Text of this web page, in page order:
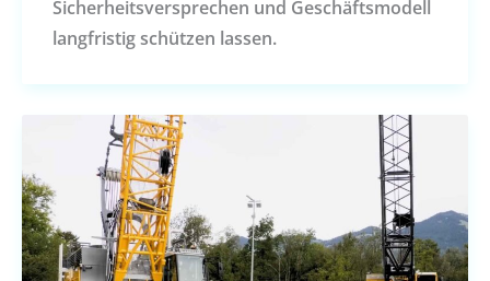
Sicherheitsversprechen und Geschäftsmodell
langfristig schützen lassen.